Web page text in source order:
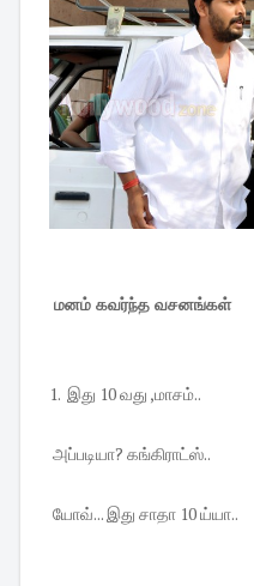
மனம் கவர்ந்த வசனங்கள்
1. இது 10 வது ,மாசம்..
அப்படியா? கங்கிராட்ஸ்..
யோவ்... இது சாதா 10 ய்யா..